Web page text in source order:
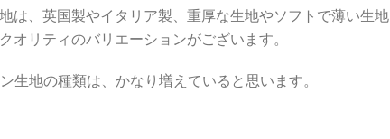
は、英国製やイタリア製、重厚な生地やソフトで薄い生地
リティのバリエーションがございます。
生地の種類は、かなり増えていると思います。